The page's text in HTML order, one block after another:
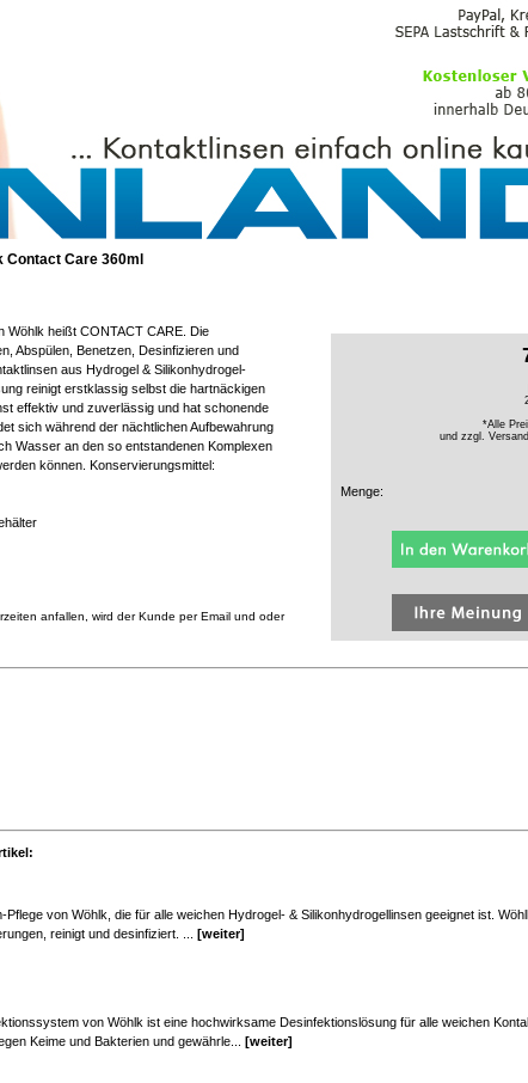
Contact Care 360ml
Wöhlk heißt CONTACT CARE. Die
Abspülen, Benetzen, Desinfizieren und
aus Hydrogel & Silikonhydrogel-
reinigt erstklassig selbst die hartnäckigen
effektiv und zuverlässig und hat schonende
sich während der nächtlichen Aufbewahrung
Wasser an den so entstandenen Komplexen
können. Konservierungsmittel:
anfallen, wird der Kunde per Email und oder
*Alle
und zzgl.
Menge:
Pflege von Wöhlk, die für alle weichen Hydrogel- & Silikonhydrogellinsen geeignet ist.
reinigt und desinfiziert. ... [weiter]
von Wöhlk ist eine hochwirksame Desinfektionslösung für alle weichen
Keime und Bakterien und gewährle... [weiter]